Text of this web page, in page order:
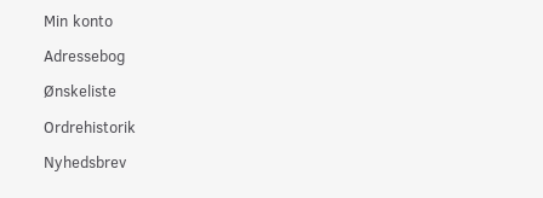
Min konto
Adressebog
Ønskeliste
Ordrehistorik
Nyhedsbrev